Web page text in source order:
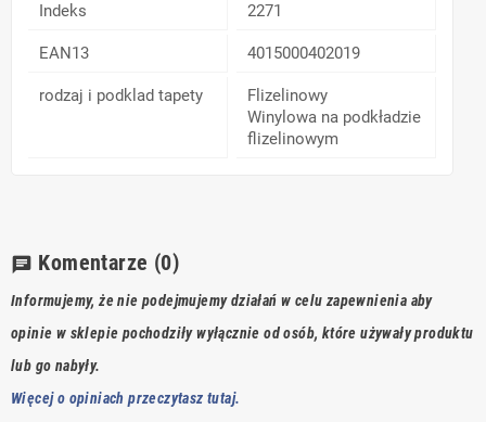
Indeks 2271
EAN13 4015000402019
rodzaj i podklad tapety
Flizelinowy
Winylowa na podkładzie
flizelinowym
chat Komentarze (0)
Informujemy, że nie podejmujemy działań w celu zapewnienia aby
opinie w sklepie pochodziły wyłącznie od osób, które używały produktu
lub go nabyły.
Więcej o opiniach przeczytasz tutaj.